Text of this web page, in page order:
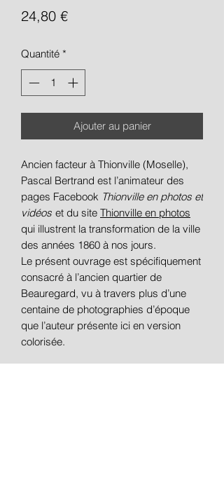
24,80 €Prix
Quantité *
Ajouter au panier
Ancien facteur à Thionville (Moselle),
Pascal Bertrand est l’animateur des
pages Facebook Thionville en photos et
vidéos et du site Thionville en photos
qui illustrent la transformation de la ville
des années 1860 à nos jours.
Le présent ouvrage est spécifiquement
consacré à l’ancien quartier de
Beauregard, vu à travers plus d’une
centaine de photographies d’époque
que l’auteur présente ici en version
colorisée.